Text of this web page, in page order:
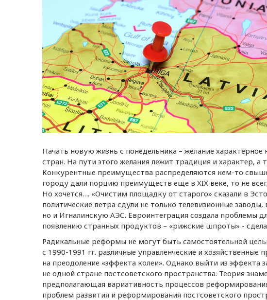
Начать новую жизнь с понедельника – желание характерное
стран. На пути этого желания лежит традиция и характер,
Конкурентные преимущества распределяются кем-то
городу дали порцию преимуществ еще в XIX веке, то не
Но хочется…. «Очистим площадку от старого» сказали в
политические ветра сдули не только телевизионные
но и Игналинскую АЭС. Евроинтеграция создала проблемы
появлению странных продуктов – «рижские шпроты» -
Радикальные реформы не могут быть самостоятельной
с 1990-1991 гг. различные управленческие и
на преодоление «эффекта колеи». Однако выйти из
не одной стране постсоветского пространства. Теория
предполагающая вариативность процессов
проблем развития и реформирования постсоветского